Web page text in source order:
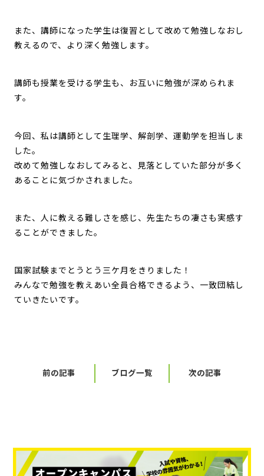
また、講師になった学生は復習として改めて勉強しなおし
教えるので、より深く勉強します。
講師も授業を受ける学生も、お互いに勉強が深められま
す。
今回、私は講師として生理学、解剖学、運動学を担当しま
した。
改めて勉強しなおしてみると、見落としていた部分が多く
あることに気づかされました。
また、人に教える難しさを感じ、先生たちの凄さも実感す
ることができました。
国家試験までとうとう三ケ月をきりました！
みんなで勉強を教えあい全員合格できるよう、一致団結し
ていきたいです。
前の記事 ブログ一覧 次の記事